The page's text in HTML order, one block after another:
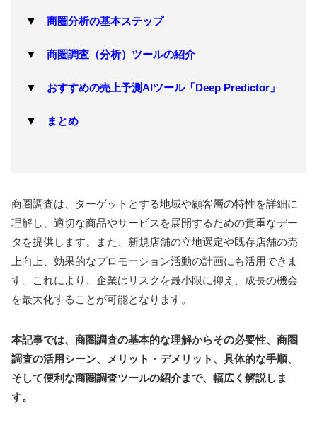
商圏分析の基本ステップ
商圏調査（分析）ツールの紹介
おすすめの売上予測AIツール「Deep Predictor」
まとめ
商圏調査は、ターゲットとする地域や顧客層の特性を詳細に
理解し、適切な商品やサービスを展開するための貴重なデー
タを提供します。また、新規店舗の立地選定や既存店舗の売
上向上、効果的なプロモーション活動の計画にも活用できま
す。これにより、企業はリスクを最小限に抑え、成長の機会
を最大化することが可能となります。
本記事では、商圏調査の基本的な理解からその必要性、商圏
調査の活用シーン、メリット・デメリット、具体的な手順、
そして便利な商圏調査ツールの紹介まで、幅広く解説しま
す。